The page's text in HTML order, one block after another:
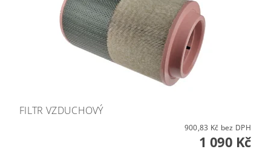
FILTR VZDUCHOVÝ
900,83 Kč bez DPH
1 090 Kč